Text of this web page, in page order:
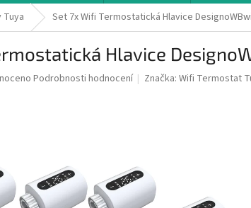
Set 7x Wifi Termostatická Hlavice
Hlavice
Podrobnosti hodnocení Značka:Wifi Termostat